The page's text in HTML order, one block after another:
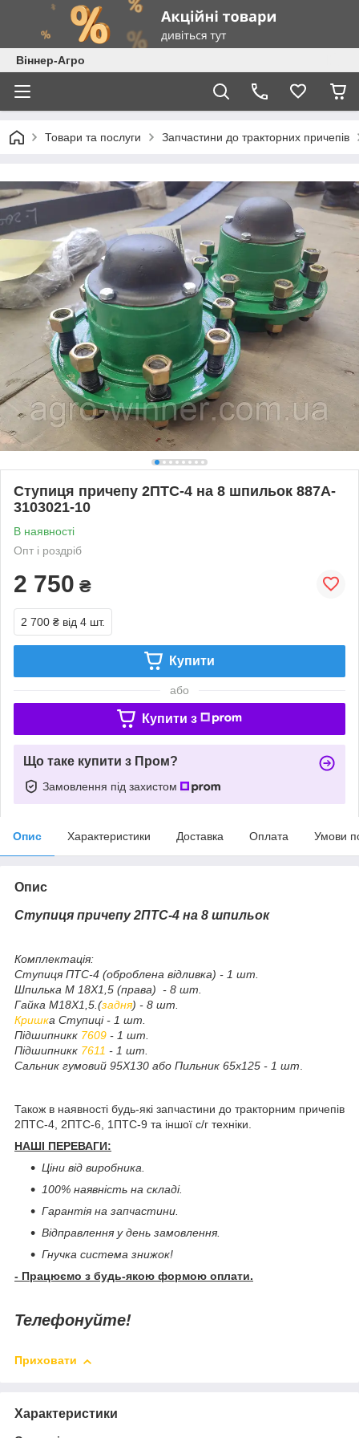
Віннер-Агро
Товари та послуги Запчастини до тракторних причепів
Ступиця причепу 2ПТС-4 на 8 шпильок 887A-
3103021-10
В наявності
Опт і роздріб
2 750 ₴
2 700 ₴ від 4 шт.
Купити
або
Купити з
Що таке купити з Пром?
Замовлення під захистом
Опис Характеристики Доставка Оплата Умови
Опис
Ступиця причепу 2ПТС-4 на 8 шпильок
Комплектація:
Ступиця ПТС-4 (оброблена відливка) - 1 шт.
Шпилька М 18Х1,5 (права) - 8 шт.
Гайка М18Х1,5.(задня) - 8 шт.
Кришка Ступиці - 1 шт.
Підшипникк 7609 - 1 шт.
Підшипникк 7611 - 1 шт.
Сальник гумовий 95Х130 або Пильник 65х125 - 1 шт
Також в наявності будь-які запчастини до тракторним причепів
2ПТС-4, 2ПТС-6, 1ПТС-9 та іншої с/г техніки.
НАШІ ПЕРЕВАГИ:
Ціни від виробника.
100% наявність на складі.
Гарантія на запчастини.
Відправлення у день замовлення.
Гнучка система знижок!
- Працюємо з будь-якою формою оплати.
Телефонуйте!
Приховати
Характеристики